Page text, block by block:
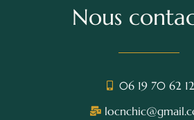
Nous
06 19 70 62 12